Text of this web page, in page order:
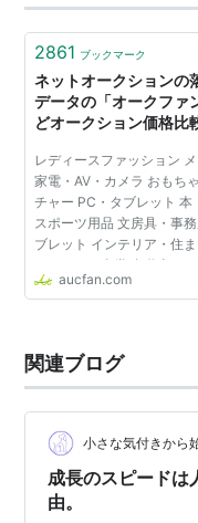
っと早く進まなきゃ
おいてほしいのは、 …
2861 ブックマーク
ネットオークションの
データの「オークファ
どオークション価格比
ンプレートも充実！
レディースファッション
家電・AV・カメラ おもち
チャー PC・タブレット 本
スポーツ用品 文房具・事
ブレット インテリア・住
チケット・金券 自動車・
フトドリンク・お酒 健康・
aucfan.com
関連ブログ
小さな気付きから
成長のスピードは
由。